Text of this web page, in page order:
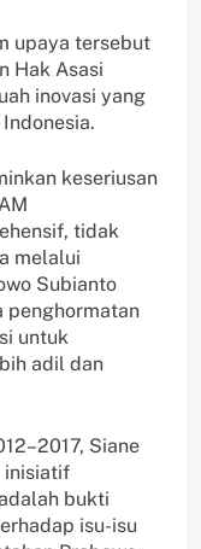
upaya tersebut
Hak Asasi
inovasi yang
keseriusan
tidak
melalui
Subianto
penghormatan
untuk
adil dan
Siane
inisiatif
bukti
isu-isu